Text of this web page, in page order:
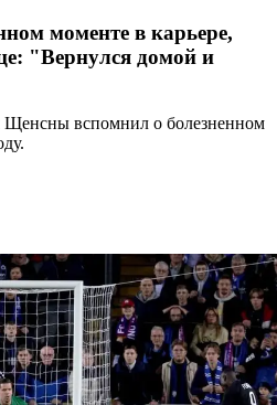
моменте в карьере,
"Вернулся домой и
Щенсны вспомнил о болезненном